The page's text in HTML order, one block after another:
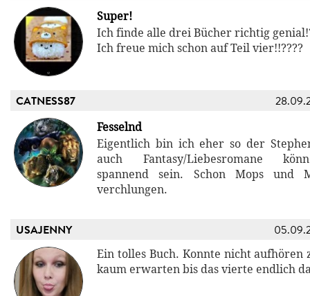
Super!
Ich finde alle drei Bücher richtig
Ich freue mich schon auf Teil vier!!????
CATNESS87
Fesselnd
Eigentlich bin ich eher so der
auch Fantasy/Liebesromane
spannend sein. Schon Mops und
verchlungen.
USAJENNY
Ein tolles Buch. Konnte nicht aufhören
kaum erwarten bis das vierte endlich